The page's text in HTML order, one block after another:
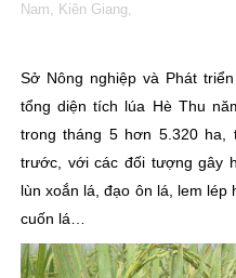
Nam, Kiên Giang,
Sở Nông nghiệp và Phát
tổng diện tích lúa Hè Thu
trong tháng 5 hơn 5.320 ha,
trước, với các đối tượng gây
lùn xoắn lá, đạo ôn lá, lem lép
cuốn lá…